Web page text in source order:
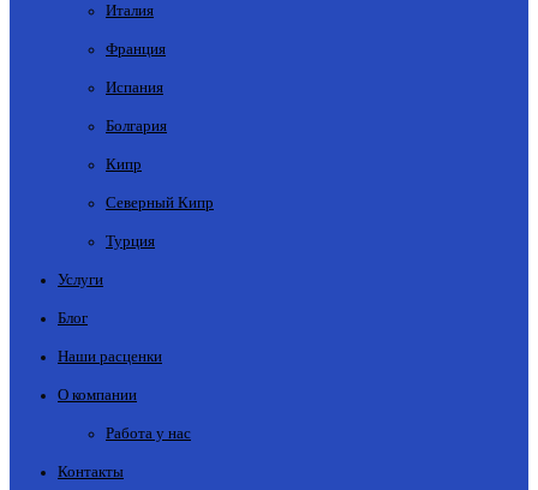
Италия
Франция
Испания
Болгария
Кипр
Северный Кипр
Турция
Услуги
Блог
Наши расценки
О компании
Работа у нас
Контакты